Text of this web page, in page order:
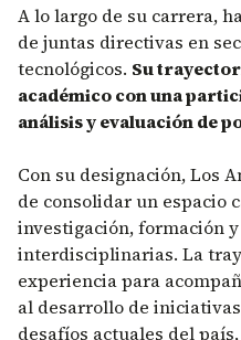
A lo largo de su carrera,
de juntas directivas en
tecnológicos. Su
académico con una
análisis y evaluación de
Con su designación, Los
de consolidar un espacio
investigación, formación
interdisciplinarias. La
experiencia para
al desarrollo de
desafíos actuales del